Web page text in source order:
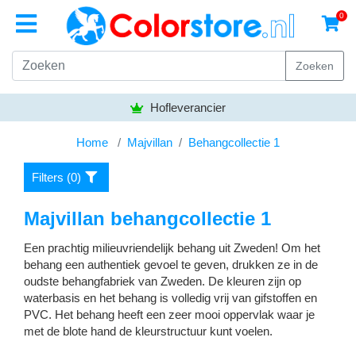
0
Zoeken
Home Majvillan Behangcollectie 1
Filters (0)
Majvillan behangcollectie 1
Een prachtig milieuvriendelijk behang uit Zweden! Om het
behang een authentiek gevoel te geven, drukken ze in de
oudste behangfabriek van Zweden. De kleuren zijn op
waterbasis en het behang is volledig vrij van gifstoffen en
PVC. Het behang heeft een zeer mooi oppervlak waar je
met de blote hand de kleurstructuur kunt voelen.